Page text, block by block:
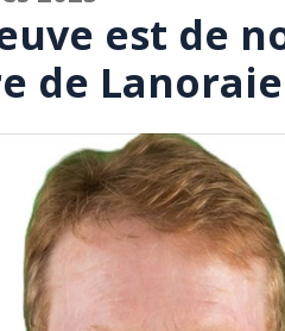
est de
de Lanoraie